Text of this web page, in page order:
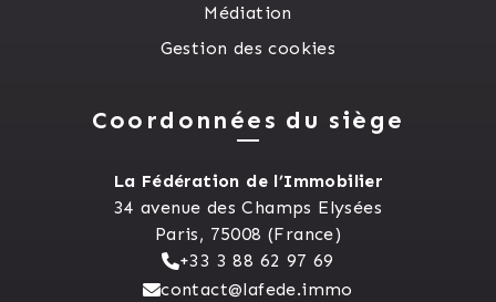
Médiation
Gestion des cookies
Coordonnées du siège
La Fédération de l’Immobilier
34 avenue des Champs Elysées
Paris, 75008 (France)
+33 3 88 62 97 69
contact@lafede.immo